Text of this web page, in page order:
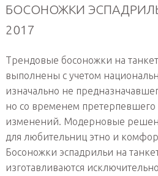
БОСОНОЖКИ
2017
Трендовые босоножки на
выполнены с учетом
изначально не
но со временем
изменений. Модерновые
для любительниц этно и
Босоножки эспадрильи на
изготавливаются